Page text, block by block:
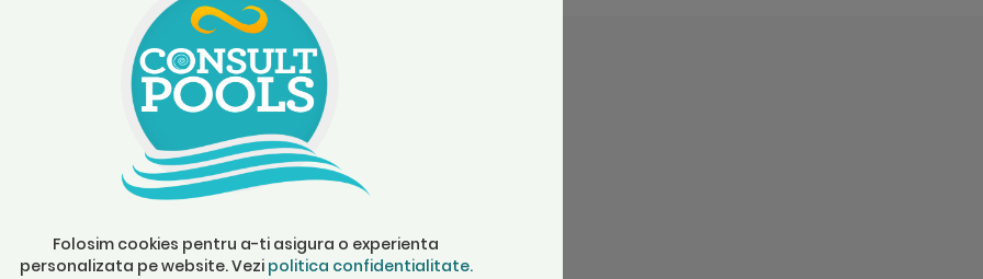
Folosim cookies pentru a-ti asigura o experienta
personalizata pe website. Vezi politica confidentialitate.